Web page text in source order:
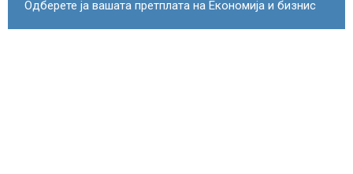
Одберете ја вашата претплата на Економија и бизнис